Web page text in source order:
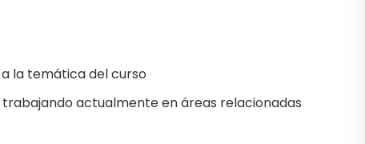
la temática del curso
actualmente en áreas relacionadas